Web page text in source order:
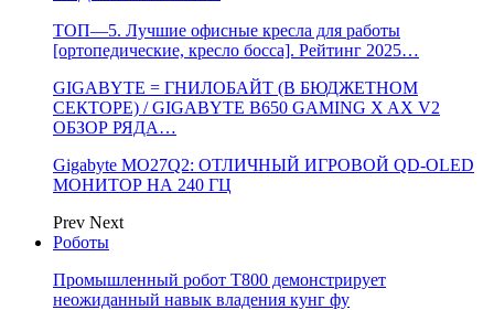
ТОП—5. Лучшие офисные кресла для работы
[ортопедические, кресло босса]. Рейтинг 2025…
GIGABYTE = ГНИЛОБАЙТ (В БЮДЖЕТНОМ
СЕКТОРЕ) / GIGABYTE B650 GAMING X AX V2
ОБЗОР РЯДА…
Gigabyte MO27Q2: ОТЛИЧНЫЙ ИГРОВОЙ QD-OLED
МОНИТОР НА 240 ГЦ
Prev Next
Роботы
Промышленный робот Т800 демонстрирует
неожиданный навык владения кунг фу